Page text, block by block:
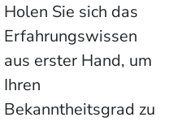
Holen Sie sich das
Erfahrungswissen
aus erster Hand, um
Ihren
Bekanntheitsgrad zu